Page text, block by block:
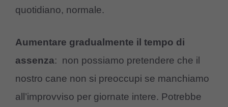
quotidiano, normale.
Aumentare gradualmente il tempo di
assenza: non possiamo pretendere che il
nostro cane non si preoccupi se manchiamo
all’improvviso per giornate intere. Potrebbe